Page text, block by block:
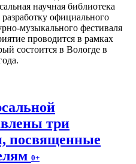
научная библиотека
разработку официального
музыкального фестиваля
проводится в рамках
состоится в Вологде в
три
посвященные
0+